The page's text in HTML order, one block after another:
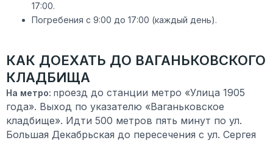
17:00.
Погребения с 9:00 до 17:00 (каждый день).
КАК ДОЕХАТЬ ДО ВАГАНЬКОВСКОГО
КЛАДБИЩА
На метро: проезд до станции метро «Улица 1905
года». Выход по указателю «Ваганьковское
кладбище». Идти 500 метров пять минут по ул.
Большая Декабрьская до пересечения с ул. Сергея